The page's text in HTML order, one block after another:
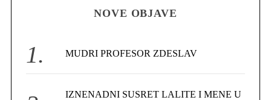
o
NOVE OBJAVE
MUDRI PROFESOR ZDESLAV
IZNENADNI SUSRET LALITE I MENE U